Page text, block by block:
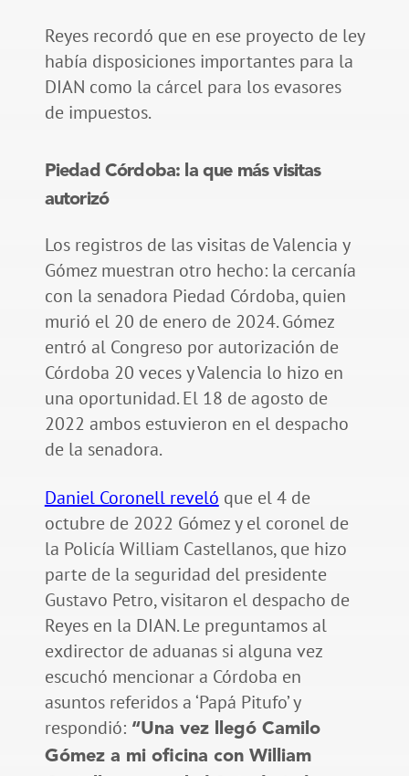
Reyes recordó que en ese proyecto de ley
había disposiciones importantes para la
DIAN como la cárcel para los evasores
de impuestos.
Piedad Córdoba: la que más visitas
autorizó
Los registros de las visitas de Valencia y
Gómez muestran otro hecho: la cercanía
con la senadora Piedad Córdoba, quien
murió el 20 de enero de 2024. Gómez
entró al Congreso por autorización de
Córdoba 20 veces y Valencia lo hizo en
una oportunidad. El 18 de agosto de
2022 ambos estuvieron en el despacho
de la senadora.
Daniel Coronell reveló que el 4 de
octubre de 2022 Gómez y el coronel de
la Policía William Castellanos, que hizo
parte de la seguridad del presidente
Gustavo Petro, visitaron el despacho de
Reyes en la DIAN. Le preguntamos al
exdirector de aduanas si alguna vez
escuchó mencionar a Córdoba en
asuntos referidos a ‘Papá Pitufo’ y
respondió:“Una vez llegó Camilo
Gómez a mi oficina con William